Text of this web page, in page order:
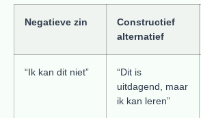
Negatieve zin
Constructief
alternatief
“Ik kan dit niet”
“Dit is
uitdagend, maar
ik kan leren”